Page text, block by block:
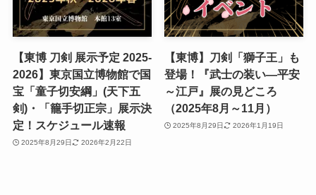
【東博 刀剣 展示予定 2025-
2026】東京国立博物館で国
宝「童子切安綱」(天下五
剣)・「籠手切正宗」展示決
定！スケジュール速報
2025年8月29日 2026年2月22日
【東博】刀剣「獅子王」も
登場！『武士の装い―平安
～江戸』展の見どころ
（2025年8月～11月）
2025年8月29日 2026年1月19日